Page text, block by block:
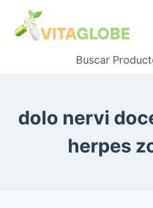
Contenido
Buscar
dolo nervi
herpes